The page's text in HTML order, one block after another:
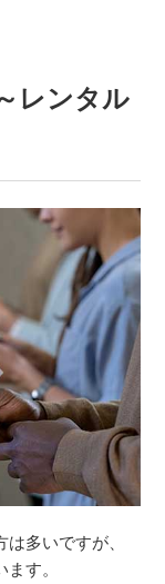
レンタル
多いですが、
す。